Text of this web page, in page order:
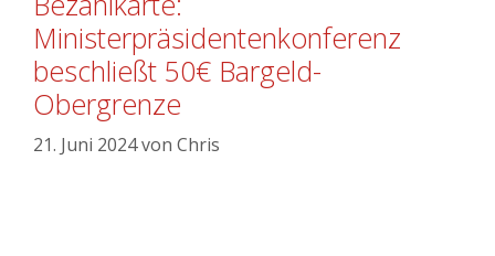
Ministerpräsidentenkonferenz
beschließt 50€ Bargeld-
Obergrenze
21. Juni 2024von Chris